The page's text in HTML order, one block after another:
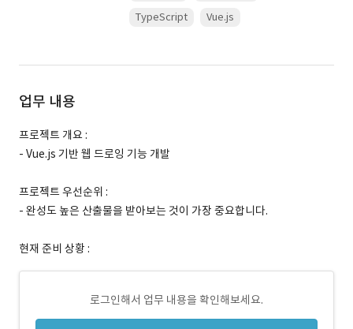
TypeScript
Vue.js
업무 내용
프로젝트 개요 :
- Vue.js 기반 웹 드로잉 기능 개발
프로젝트 우선순위 :
- 완성도 높은 산출물을 받아보는 것이 가장 중요합니다.
현재 준비 상황 :
로그인해서 업무 내용을 확인해보세요.